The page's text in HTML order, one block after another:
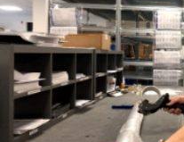
Référence produit :GRAF700i